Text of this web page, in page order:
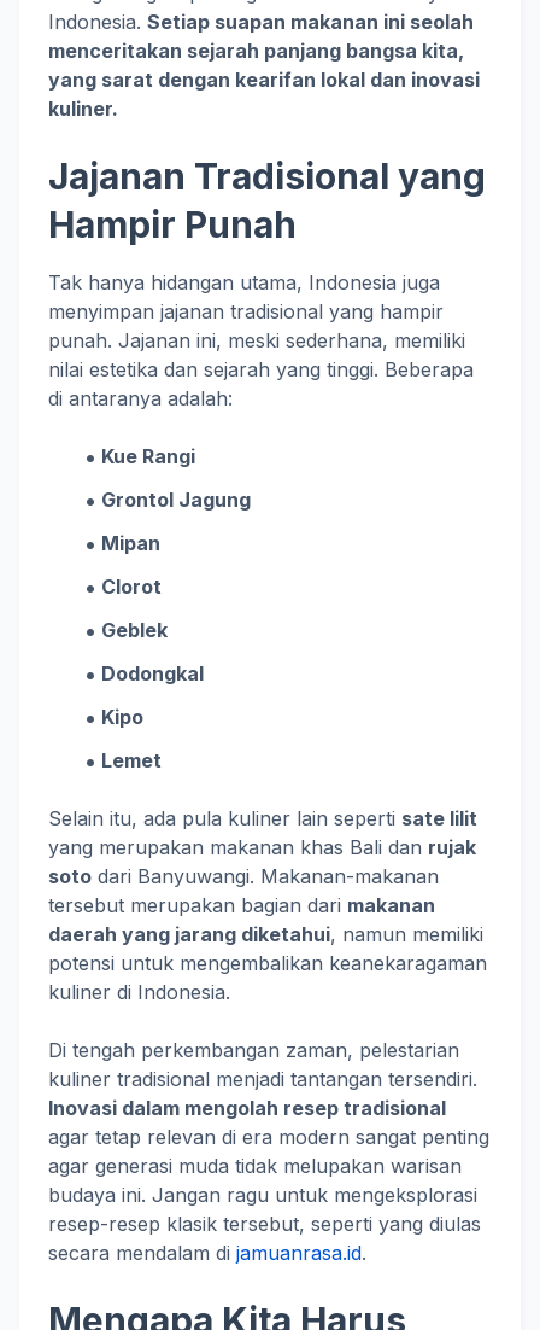
Indonesia. Setiap suapan makanan ini seolah
menceritakan sejarah panjang bangsa kita,
yang sarat dengan kearifan lokal dan inovasi
kuliner.
Jajanan Tradisional yang
Hampir Punah
Tak hanya hidangan utama, Indonesia juga
menyimpan jajanan tradisional yang hampir
punah. Jajanan ini, meski sederhana, memiliki
nilai estetika dan sejarah yang tinggi. Beberapa
di antaranya adalah:
Kue Rangi
Grontol Jagung
Mipan
Clorot
Geblek
Dodongkal
Kipo
Lemet
Selain itu, ada pula kuliner lain seperti sate lilit
yang merupakan makanan khas Bali dan rujak
soto dari Banyuwangi. Makanan-makanan
tersebut merupakan bagian dari makanan
daerah yang jarang diketahui, namun memiliki
potensi untuk mengembalikan keanekaragaman
kuliner di Indonesia.
Di tengah perkembangan zaman, pelestarian
kuliner tradisional menjadi tantangan tersendiri.
Inovasi dalam mengolah resep tradisional
agar tetap relevan di era modern sangat penting
agar generasi muda tidak melupakan warisan
budaya ini. Jangan ragu untuk mengeksplorasi
resep-resep klasik tersebut, seperti yang diulas
secara mendalam di jamuanrasa.id.
Mengapa Kita Harus